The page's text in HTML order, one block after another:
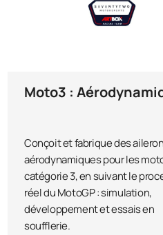
Moto3 :
Conçoit et fabrique des
aérodynamiques pour les
catégorie 3, en suivant le
réel du MotoGP : simulation,
développement et essais en
soufflerie.